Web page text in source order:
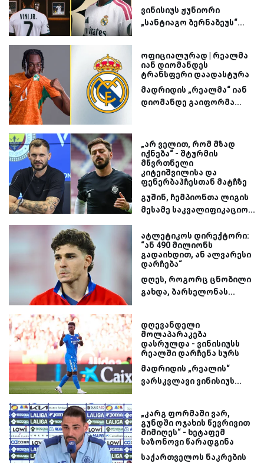
ვინისიუს ჟუნიორი
„სანტიაგო ბერნაბეუს“...
ოფიციალურად | რეალმა
იან დიომანდეს
ტრანსფერი დაადასტურა
მადრიდის „რეალმა“ იან
დიომანდე გაიფორმა...
„არ ველით, რომ მზად
იქნება“ - შტურმის
მწვრთნელი
კიტეიშვილისა და
ფენერბაჰჩესთან მატჩზე
გუშინ, ჩემპიონთა ლიგის
მესამე საკვალიფიკაციო...
ატლეტიკოს დირექტორი:
“ან 490 მილიონს
გადაიხდით, ან ალვარესი
დარჩება“
დღეს, როგორც ცნობილი
გახდა, ბარსელონას...
დღევანდელი
მოლაპარაკება
დასრულდა - ვინისიუსს
რეალში დარჩენა სურს
მადრიდის „რეალის“
ვარსკვლავი ვინისიუს...
„კარგ ფორმაში ვარ,
გუნდში ოჯახის წევრივით
მიმიღეს“ - ხეტაფემ
საზონოვი წარადგინა
საქართველოს ნაკრების